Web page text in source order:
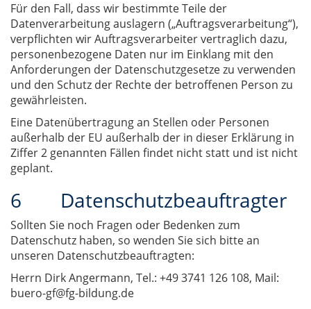
Für den Fall, dass wir bestimmte Teile der
Datenverarbeitung auslagern („Auftragsverarbeitung“),
verpflichten wir Auftragsverarbeiter vertraglich dazu,
personenbezogene Daten nur im Einklang mit den
Anforderungen der Datenschutzgesetze zu verwenden
und den Schutz der Rechte der betroffenen Person zu
gewährleisten.
Eine Datenübertragung an Stellen oder Personen
außerhalb der EU außerhalb der in dieser Erklärung in
Ziffer 2 genannten Fällen findet nicht statt und ist nicht
geplant.
6 Datenschutzbeauftragter
Sollten Sie noch Fragen oder Bedenken zum
Datenschutz haben, so wenden Sie sich bitte an
unseren Datenschutzbeauftragten:
Herrn Dirk Angermann, Tel.: +49 3741 126 108, Mail:
buero-gf@fg-bildung.de